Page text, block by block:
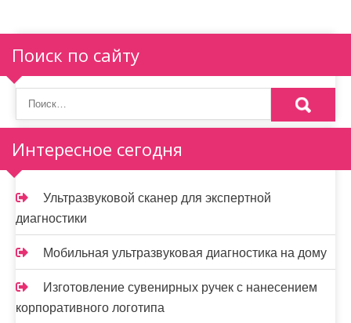
Поиск по сайту
Интересное сегодня
Ультразвуковой сканер для экспертной
диагностики
Мобильная ультразвуковая диагностика на дому
Изготовление сувенирных ручек с нанесением
корпоративного логотипа